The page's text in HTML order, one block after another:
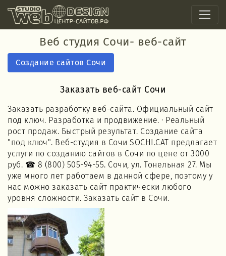
Веб студия Сочи- веб-сайт
Создание сайтов Сочи
Заказать веб-сайт Сочи
Заказать разработку веб-сайта. Официальный сайт
под ключ. Разработка и продвижение. · Реальный
рост продаж. Быстрый результат. Создание сайта
"под ключ". Веб-студия в Сочи SOCHI.CAT предлагает
услуги по созданию сайтов в Сочи по цене от 3000
руб. ☎ 8 (800) 505-94-55. Сочи, ул. Тонельная 27. Мы
уже много лет работаем в данной сфере, поэтому у
нас можно заказать сайт практически любого
уровня сложности. Заказать сайт в Сочи.